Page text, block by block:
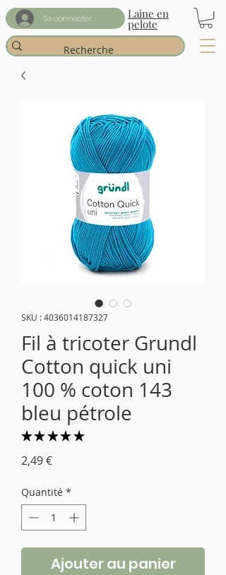
Se connecter Laine en
pelote
SKU : 4036014187327
Fil à tricoter Grundl
Cotton quick uni
100 % coton 143
bleu pétrole
★ ★ ★ ★ ★
2,49 €Prix
Quantité *
Ajouter au panier